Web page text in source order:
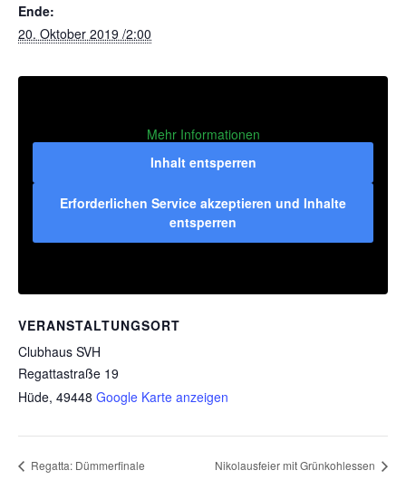
Ende:
20. Oktober 2019 /2:00
VERANSTALTUNGSORT
Clubhaus SVH
Regattastraße 19
Hüde, 49448 Google Karte anzeigen
Mehr Informationen
Inhalt entsperren
Erforderlichen Service akzeptieren und Inhalte
entsperren
Regatta: Dümmerfinale Nikolausfeier mit Grünkohlessen